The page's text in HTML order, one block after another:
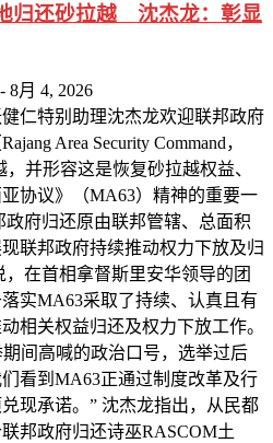
归还砂拉越 沈杰龙：彰显
- 8月 4, 2026
仁特别助理沈杰龙欢迎联邦政府
Area Security Command，
并形容这是恢复砂拉越权益、
协议》（MA63）精神的重要一
府归还原由联邦管辖、总面积
联邦政府持续推动权力下放及归
在首相拿督斯里安华领导的团
实MA63采取了持续、认真且有
相关权益归还及权力下放工作。
间高喊的政治口号，选举过后
看到MA63正通过制度改革及行
现承诺。” 沈杰龙指出，从民都
邦政府归还诗巫RASCOM土